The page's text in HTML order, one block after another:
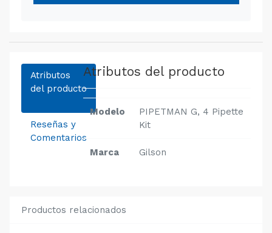
Atributos
del producto
Reseñas y
Comentarios
Atributos del producto
Modelo
PIPETMAN G, 4 Pipette
Kit
Marca Gilson
Productos relacionados